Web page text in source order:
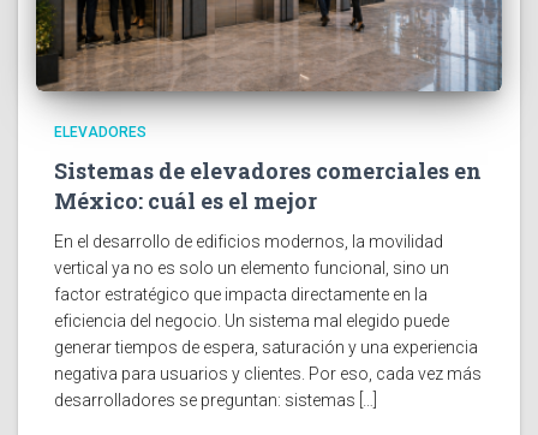
ELEVADORES
Sistemas de elevadores comerciales en
México: cuál es el mejor
En el desarrollo de edificios modernos, la movilidad
vertical ya no es solo un elemento funcional, sino un
factor estratégico que impacta directamente en la
eficiencia del negocio. Un sistema mal elegido puede
generar tiempos de espera, saturación y una experiencia
negativa para usuarios y clientes. Por eso, cada vez más
desarrolladores se preguntan: sistemas […]